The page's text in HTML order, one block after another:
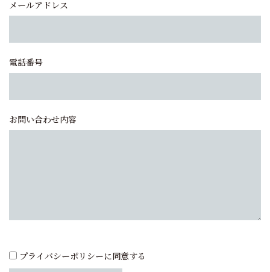
メールアドレス
電話番号
お問い合わせ内容
プライバシーポリシーに同意する